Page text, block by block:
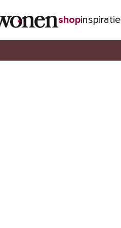
shopinspiratie